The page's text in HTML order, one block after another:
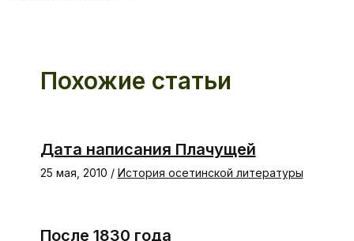
Похожие статьи
Дата написания Плачущей
25 мая, 2010 / История осетинской литературы
После 1830 года